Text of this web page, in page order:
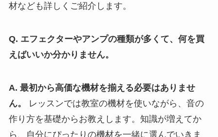
材なども詳しくご紹介します。
Q. エフェクターやアンプの種類が多くて、何を買
えばいいか分かりません。
A. 最初から高価な機材を揃える必要はありませ
ん。
レッスンでは教室の機材を使いながら、音の
作り方を基礎からお教えします。知識が増えてか
ら、自分にぴったりの機材を一緒に選んでいきま